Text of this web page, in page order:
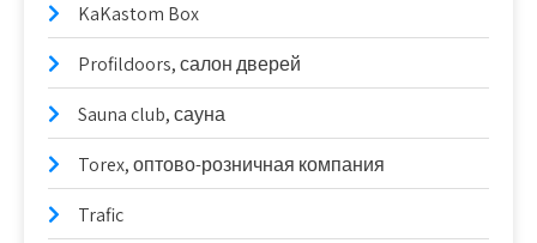
KaKastom Box
Profildoors, салон дверей
Sauna club, сауна
Torex, оптово-розничная компания
Trafic